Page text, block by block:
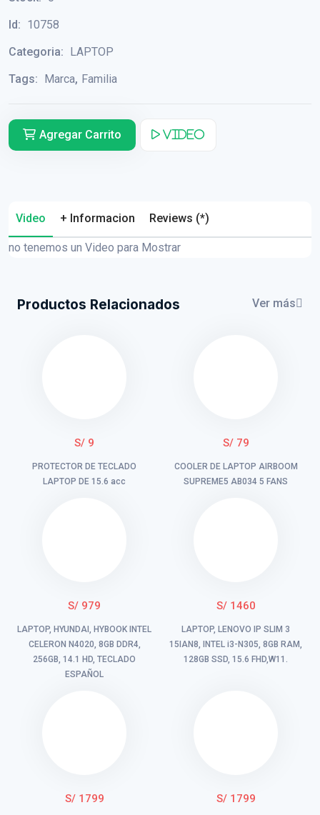
Id: 10758
Categoria: LAPTOP
Tags: Marca, Familia
Agregar Carrito Video
Video + Informacion Reviews (*)
no tenemos un Video para Mostrar
Productos Relacionados Ver más
S/ 9
PROTECTOR DE TECLADO
LAPTOP DE 15.6 acc
S/ 79
COOLER DE LAPTOP AIRBOOM
SUPREME5 AB034 5 FANS
S/ 979
LAPTOP, HYUNDAI, HYBOOK INTEL
CELERON N4020, 8GB DDR4,
256GB, 14.1 HD, TECLADO
ESPAÑOL
S/ 1460
LAPTOP, LENOVO IP SLIM 3
15IAN8, INTEL i3-N305, 8GB RAM,
128GB SSD, 15.6 FHD,W11.
S/ 1799 S/ 1799